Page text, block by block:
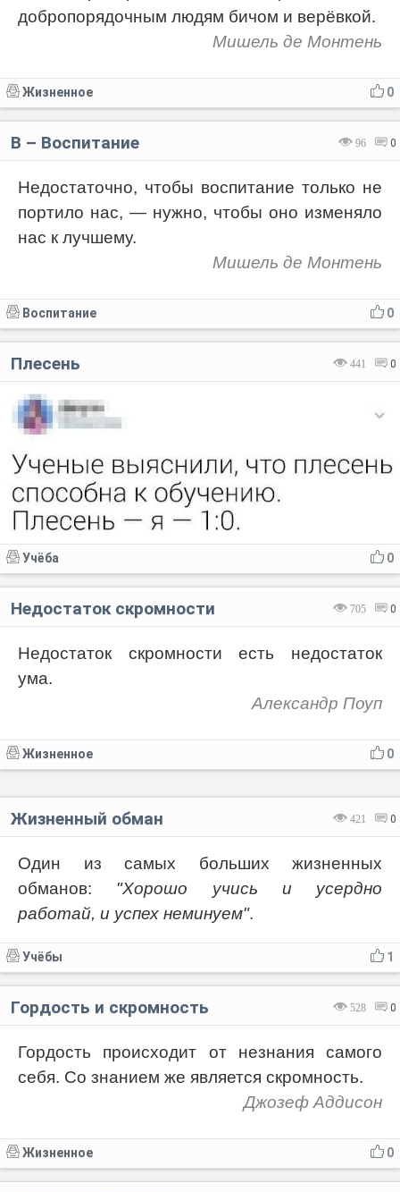
добропорядочным людям бичом и верёвкой.
Мишель де Монтень
0
Жизненное
96 0
В – Воспитание
Недостаточно, чтобы воспитание только не
портило нас, — нужно, чтобы оно изменяло
нас к лучшему.
Мишель де Монтень
0
Воспитание
441 0
Плесень
0
Учёба
705 0
Недостаток скромности
Недостаток скромности есть недостаток
ума.
Александр Поуп
0
Жизненное
421 0
Жизненный обман
Один из самых больших жизненных
обманов: "Хорошо учись и усердно
работай, и успех неминуем".
1
Учёбы
528 0
Гордость и скромность
Гордость происходит от незнания самого
себя. Со знанием же является скромность.
Джозеф Аддисон
0
Жизненное